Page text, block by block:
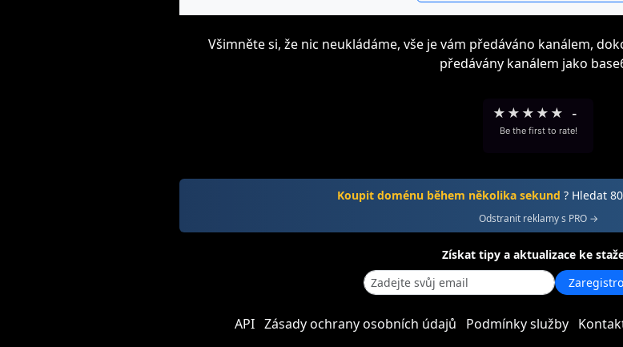
Všimněte si, že nic neukládáme, vše je vám předáváno kanálem,
předávány kanálem jako
★ ★ ★ ★ ★ -
Be the first to rate!
Koupit doménu během několika sekund ? Hledat
Odstranit reklamy s PRO →
Získat tipy a aktualizace ke
API Zásady ochrany osobních údajů Podmínky služby